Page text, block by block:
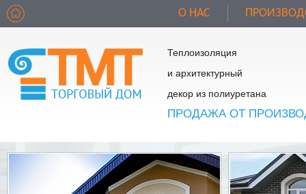
О НАС
Теплоизоляция
и архитектурный
декор из полиуретана
ПРОДАЖА ОТ